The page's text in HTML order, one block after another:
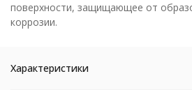
поверхности, защищающее от
коррозии.
Характеристики